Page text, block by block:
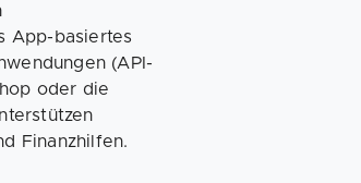
App-basiertes
(API-
oder die
Finanzhilfen.